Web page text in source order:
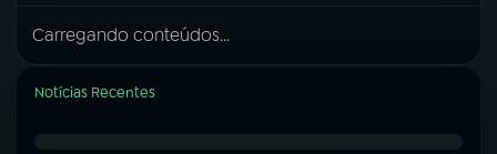
Carregando conteúdos...
Notícias Recentes